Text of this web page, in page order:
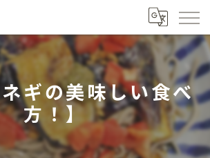
ギの美味しい食べ
方！】